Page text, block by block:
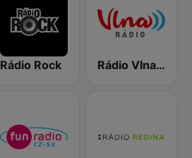
Rádio Rock Rádio Vlna - Golden Hits